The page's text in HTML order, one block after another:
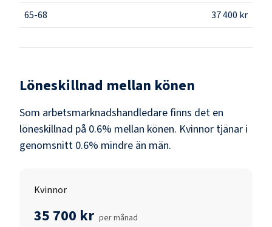
65-68
37 400 kr
Löneskillnad mellan könen
Som arbetsmarknadshandledarefinns det en
löneskillnad på 0.6% mellan könen. Kvinnor tjänar i
genomsnitt 0.6% mindre än män.
Kvinnor
35 700 kr per månad